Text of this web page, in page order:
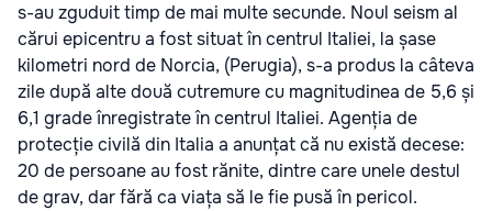
s-au zguduit timp de mai multe secunde. Noul seism al
cărui epicentru a fost situat în centrul Italiei, la șase
kilometri nord de Norcia, (Perugia), s-a produs la câteva
zile după alte două cutremure cu magnitudinea de 5,6 și
6,1 grade înregistrate în centrul Italiei. Agenția de
protecție civilă din Italia a anunțat că nu există decese:
20 de persoane au fost rănite, dintre care unele destul
de grav, dar fără ca viața să le fie pusă în pericol.